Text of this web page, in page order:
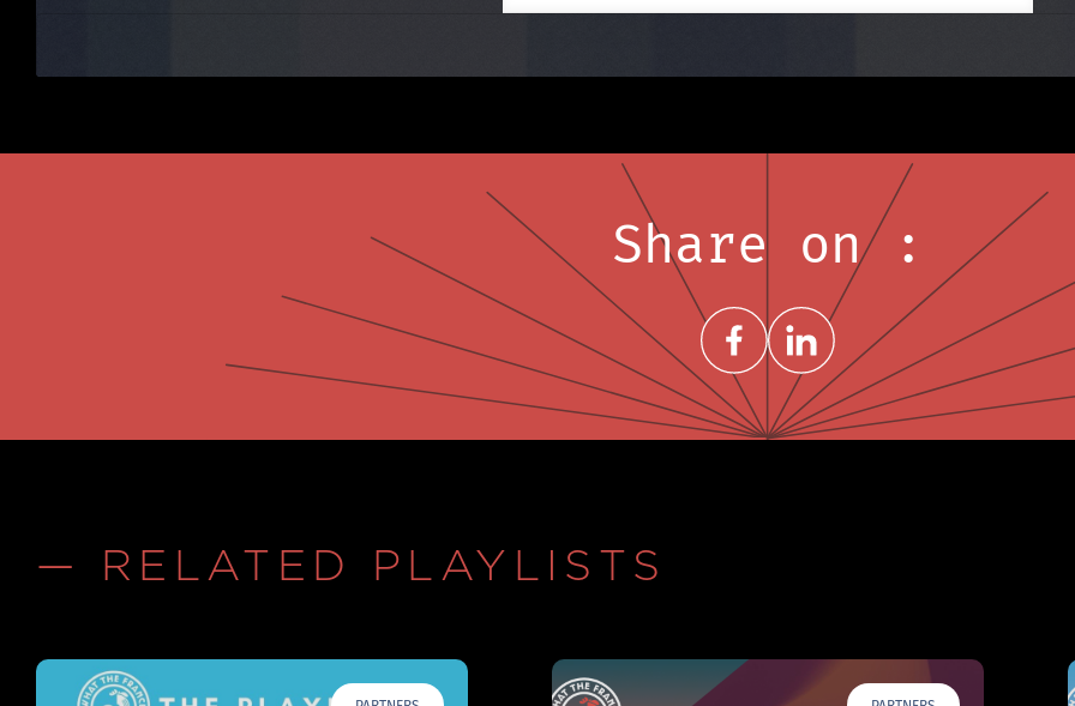
Share on :
Share on FacebookNew window
Share on LinkedInNew window
— RELATED PLAYLISTS